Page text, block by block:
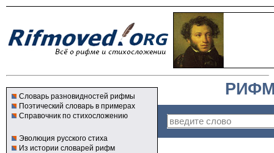
Словарь разновидностей рифмы
Поэтический словарь в примерах
Справочник по стихосложению
Эволюция русского стиха
Из истории словарей рифм